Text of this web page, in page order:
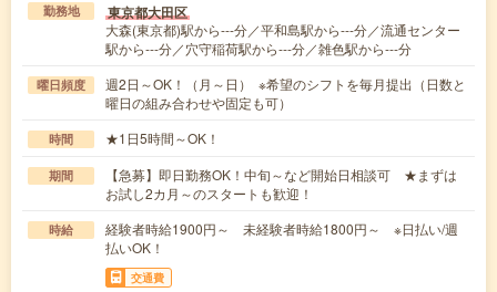
勤務地 東京都大田区
大森(東京都)駅から---分／平和島駅から---分／流通センター
駅から---分／穴守稲荷駅から---分／雑色駅から---分
曜日頻度
週2日～OK！（月～日） ※希望のシフトを毎月提出（日数と
曜日の組み合わせや固定も可）
時間 ★1日5時間～OK！
期間
【急募】即日勤務OK！中旬～など開始日相談可 ★まずは
お試し2カ月～のスタートも歓迎！
時給
経験者時給1900円～ 未経験者時給1800円～ ※日払い/週
払いOK！
交通費